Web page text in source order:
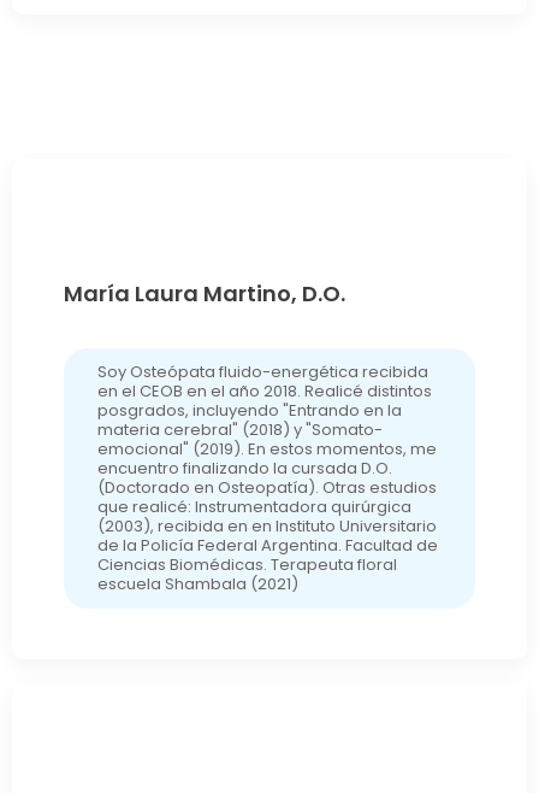
María Laura Martino, D.O.
Soy Osteópata fluido-energética recibida
en el CEOB en el año 2018. Realicé distintos
posgrados, incluyendo "Entrando en la
materia cerebral" (2018) y "Somato-
emocional" (2019). En estos momentos, me
encuentro finalizando la cursada D.O.
(Doctorado en Osteopatía). Otras estudios
que realicé: Instrumentadora quirúrgica
(2003), recibida en en Instituto Universitario
de la Policía Federal Argentina. Facultad de
Ciencias Biomédicas. Terapeuta floral
escuela Shambala (2021)